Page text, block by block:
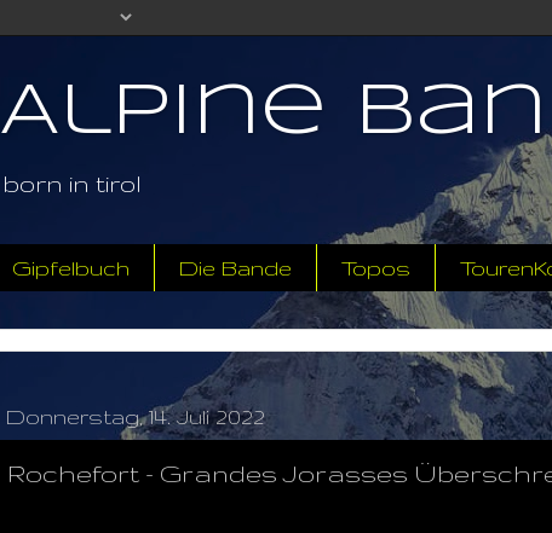
Alpine
born in tirol
Gipfelbuch Die Bande Topos
Donnerstag, 14. Juli 2022
Rochefort - Grandes Jorasses